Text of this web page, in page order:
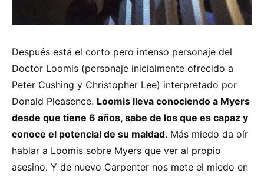
Después está el corto pero intenso personaje del
Doctor Loomis (personaje inicialmente ofrecido a
Peter Cushing y Christopher Lee) interpretado por
Donald Pleasence. Loomis lleva conociendo a Myers
desde que tiene 6 años, sabe de los que es capaz y
conoce el potencial de su maldad. Más miedo da oír
hablar a Loomis sobre Myers que ver al propio
asesino. Y de nuevo Carpenter nos mete el miedo en